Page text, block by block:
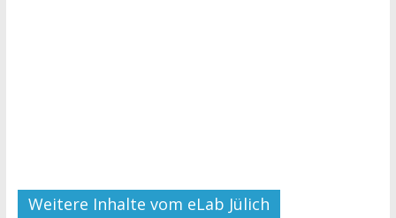
Weitere Inhalte vom eLab Jülich